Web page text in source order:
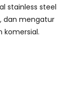
stainless steel
dan mengatur
komersial.